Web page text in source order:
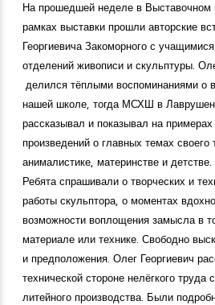
На прошедшей неделе в Выставочном
рамках выставки прошли авторские
Георгиевича Закоморного с
отделений живописи и скульптуры.
делился тёплыми воспоминаниями о
нашей школе, тогда МСХШ в
рассказывал и показывал на
произведений о главных темах своего
анималистике, материнстве и детстве.
Ребята спрашивали о творческих и
работы скульптора, о моментах
возможности воплощения замысла в
материале или технике. Свободно
и предположения. Олег Георгиевич
технической стороне нелёгкого труда
литейного производства. Были